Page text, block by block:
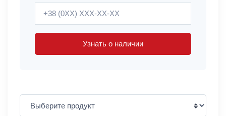
Узнать о наличии